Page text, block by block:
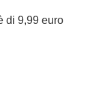
di 9,99 euro